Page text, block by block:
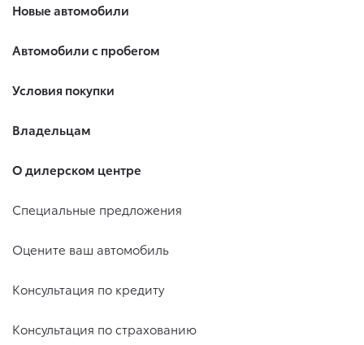
Новые автомобили
Автомобили с пробегом
Условия покупки
Владельцам
О дилерском центре
Специальные предложения
Оцените ваш автомобиль
Консультация по кредиту
Консультация по страхованию